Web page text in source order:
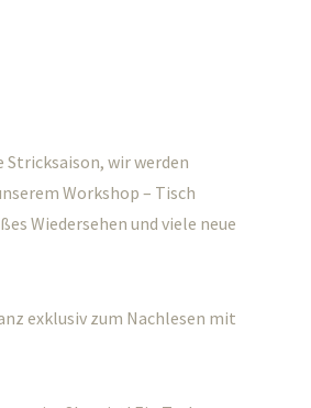
Stricksaison, wir werden
Workshop – Tisch
Wiedersehen und viele neue
exklusiv zum Nachlesen mit